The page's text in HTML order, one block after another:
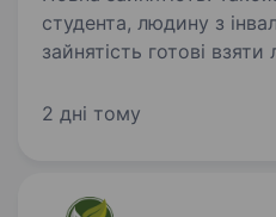
студента, людину з
зайнятість готові взяти
Наша компанія надає
2 дні тому